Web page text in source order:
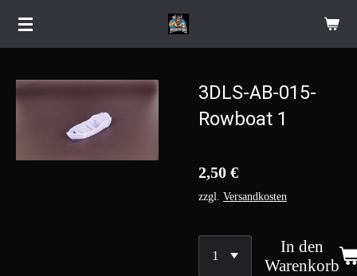
Zum
3DLS-AB-015-
Rowboat 1
2,50 €
zzgl. Versandkosten
In den
Warenkorb